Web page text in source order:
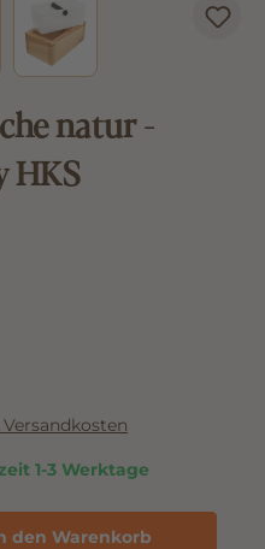
natur -
HKS
1-3 Werktage
den Warenkorb